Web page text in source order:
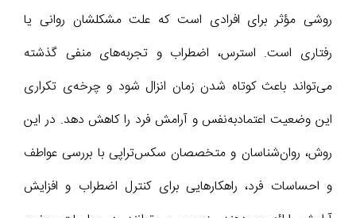
روشی مؤثر برای افرادی است که علت مشکلشان روانی یا
رفتاری است. استرس، اضطراب و تجربه‌های منفی گذشته
می‌تواند باعث کوتاه شدن زمان انزال شود و چرخه‌ی تکراری
این وضعیت اعتمادبه‌نفس و آرامش فرد را کاهش دهد. در این
روش، روان‌شناسان و متخصصان سکس‌تراپی با بررسی عواطف
و احساسات فرد، راهکارهایی برای کنترل اضطراب و افزایش